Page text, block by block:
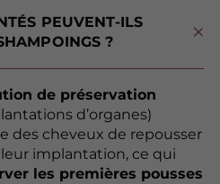
PEUVENT-ILS
?
de préservation
d’organes)
des cheveux de repousser
implantation, ce qui
les premières pousses